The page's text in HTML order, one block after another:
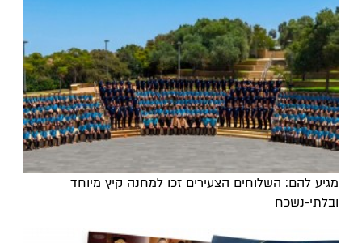
מגיע להם: השלוחים הצעירים זכו למחנה קיץ מיוחד
ובלתי-נשכח